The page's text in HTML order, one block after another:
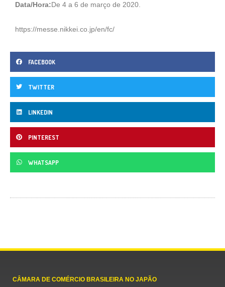
Data/Hora:De 4 a 6 de março de 2020.
https://messe.nikkei.co.jp/en/fc/
FACEBOOK
TWITTER
LINKEDIN
PINTEREST
WHATSAPP
CÂMARA DE COMÉRCIO BRASILEIRA NO JAPÃO